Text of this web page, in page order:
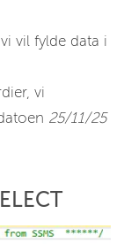
vil fylde data i
vi
25/11/25